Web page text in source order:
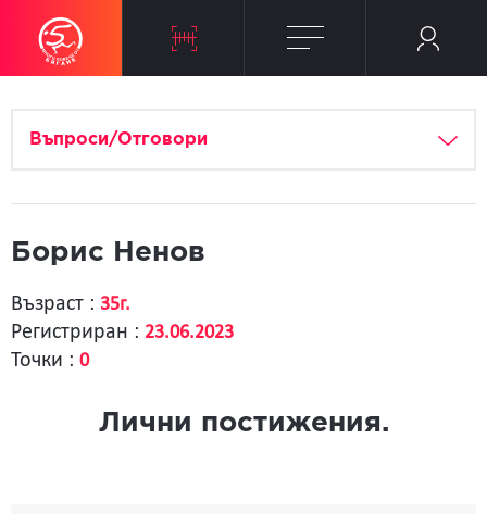
Въпроси/Отговори
Борис Ненов
Възраст : 35г.
Регистриран : 23.06.2023
Точки : 0
Лични постижения.